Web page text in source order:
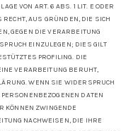
VON ART. 6 ABS. 1 LIT. E ODER
RECHT, AUS GRÜNDEN, DIE SICH
GEGEN DIE VERARBEITUNG
EINZULEGEN; DIES GILT
PROFILING. DIE
VERARBEITUNG BERUHT,
WENN SIE WIDERSPRUCH
DATEN
KÖNNEN ZWINGENDE
NACHWEISEN, DIE IHRE